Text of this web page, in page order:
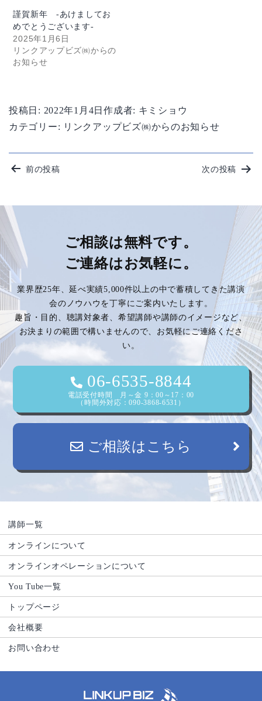
謹賀新年 -あけましてお
めでとうございます-
2025年1月6日
リンクアップビズ㈱からの
お知らせ
投稿日: 2022年1月4日作成者: キミショウ
カテゴリー: リンクアップビズ㈱からのお知らせ
投
ナ
ビ
ゲ
ー
シ
ョ
ン
前の投稿 次の投稿
ご相談は無料です。
ご連絡はお気軽に。
業界歴25年、延べ実績5,000件以上の中で蓄積してきた講演
会のノウハウを丁寧にご案内いたします。
趣旨・目的、聴講対象者、希望講師や講師のイメージなど、
お決まりの範囲で構いませんので、お気軽にご連絡くださ
い。
06-6535-8844
電話受付時間 月～金 9：00～17：00
（時間外対応：090-3868-6531）
ご相談はこちら
講師一覧
オンラインについて
オンラインオペレーションについて
You Tube一覧
トップページ
会社概要
お問い合わせ